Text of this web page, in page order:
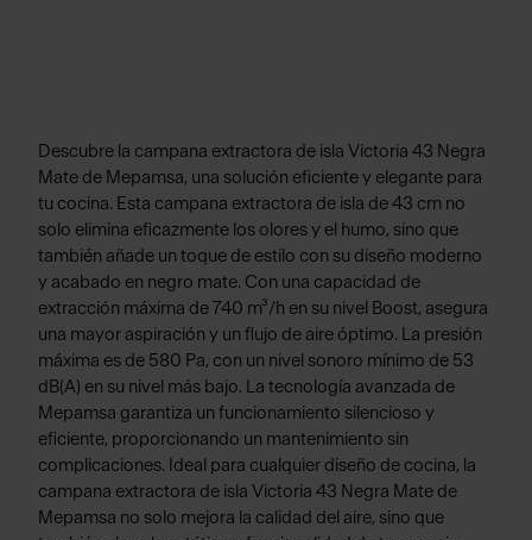
Descubre la campana extractora de isla Victoria 43 Negra
Mate de Mepamsa, una solución eficiente y elegante para
tu cocina. Esta campana extractora de isla de 43 cm no
solo elimina eficazmente los olores y el humo, sino que
también añade un toque de estilo con su diseño moderno
y acabado en negro mate. Con una capacidad de
extracción máxima de 740 m³/h en su nivel Boost, asegura
una mayor aspiración y un flujo de aire óptimo. La presión
máxima es de 580 Pa, con un nivel sonoro mínimo de 53
dB(A) en su nivel más bajo. La tecnología avanzada de
Mepamsa garantiza un funcionamiento silencioso y
eficiente, proporcionando un mantenimiento sin
complicaciones. Ideal para cualquier diseño de cocina, la
campana extractora de isla Victoria 43 Negra Mate de
Mepamsa no solo mejora la calidad del aire, sino que